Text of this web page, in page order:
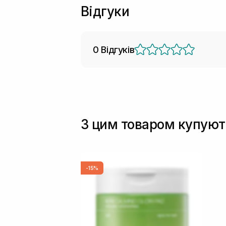
Відгуки
0 Відгуків
З цим товаром
-15%